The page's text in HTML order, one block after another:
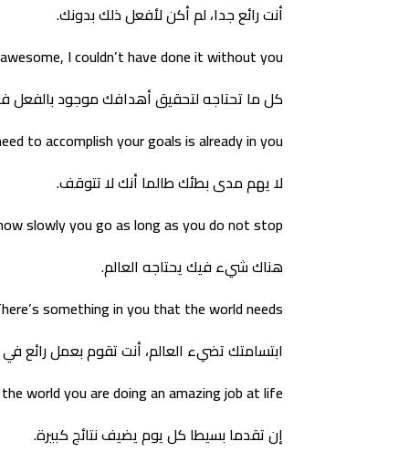
أنت رائع جدا، لم أكن لأفعل ذلك بدونك.
I couldn’t have done it without you
كل ما تحتاجه لتحقيق أهدافك موجود بالفعل
to accomplish your goals is already in you
لا يهم مدى بطئك طالما أنك لا تتوقف.
slowly you go as long as you do not stop
هناك شيء فيك يحتاجه العالم.
something in you that the world needs
ابتسامتك تضيء العالم، أنت تقوم بعمل رائع في
world you are doing an amazing job at life
إن تقدما بسيطا كل يوم يضيف نتائج كبيرة.